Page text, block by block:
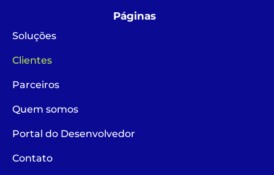
Páginas
Soluções
Clientes
Parceiros
Quem somos
Portal do Desenvolvedor
Contato